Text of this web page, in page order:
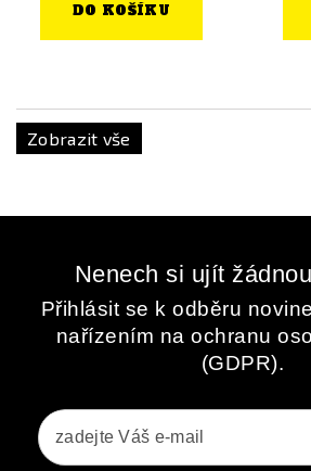
DO KOŠÍKU
Zobrazit vše
Nenech si ujít
Přihlásit se k odběru
nařízením na ochranu
(GDPR).